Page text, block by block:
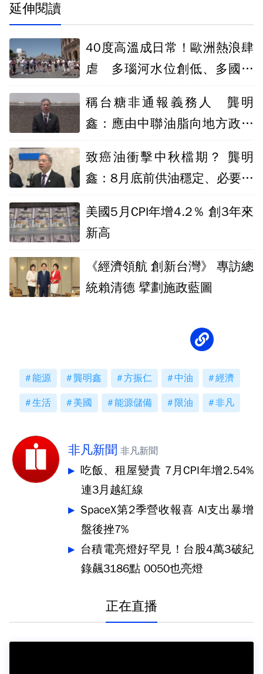
延伸閱讀
40度高溫成日常！歐洲熱浪肆
虐 多瑙河水位創低、多國引
稱台糖非通報義務人 龔明
鑫：應由中聯油脂向地方政府
致癌油衝擊中秋檔期？ 龔明
鑫：8月底前供油穩定、必要時
美國5月CPI年增4.2％ 創3年來
新高
《經濟領航 創新台灣》 專訪總
統賴清德 擘劃施政藍圖
能源 龔明鑫 方振仁 中油 經濟
生活 美國 能源儲備 限油 非凡
非凡新聞 非凡新聞
吃飯、租屋變貴 7月CPI年增2.54%
連3月越紅線
SpaceX第2季營收報喜 AI支出暴增
盤後挫7%
台積電亮燈好罕見！台股4萬3破紀
錄飆3186點 0050也亮燈
正在直播